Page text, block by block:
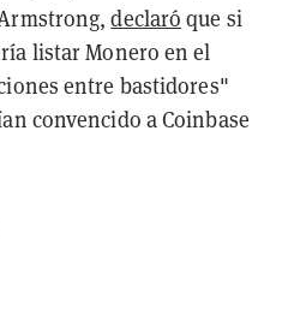
Armstrong,declaró que si
listar Monero en el
entre bastidores"
convencido a Coinbase